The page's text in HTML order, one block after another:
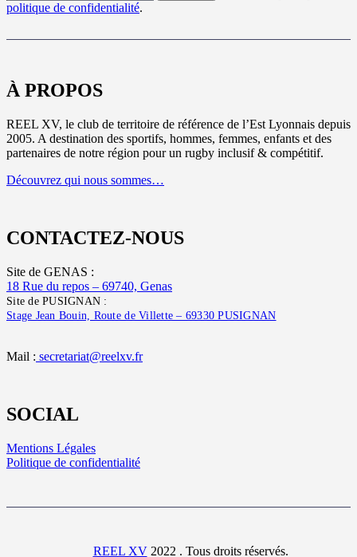
politique de confidentialité.
À PROPOS
REEL XV, le club de territoire de référence de l’Est Lyonnais depuis
2005. A destination des sportifs, hommes, femmes, enfants et des
partenaires de notre région pour un rugby inclusif & compétitif.
Découvrez qui nous sommes…
CONTACTEZ-NOUS
Site de GENAS :
18 Rue du repos – 69740, Genas
Site de PUSIGNAN :
Stage Jean Bouin, Route de Villette – 69330 PUSIGNAN
Mail : secretariat@reelxv.fr
SOCIAL
Mentions Légales
Politique de confidentialité
REEL XV2022 . Tous droits réservés.